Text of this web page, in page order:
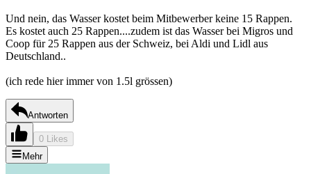
Und nein, das Wasser kostet beim Mitbewerber keine 15 Rappen.
Es kostet auch 25 Rappen....zudem ist das Wasser bei Migros und
Coop für 25 Rappen aus der Schweiz, bei Aldi und Lidl aus
Deutschland..
(ich rede hier immer von 1.5l grössen)
Antworten
0 Likes
Mehr